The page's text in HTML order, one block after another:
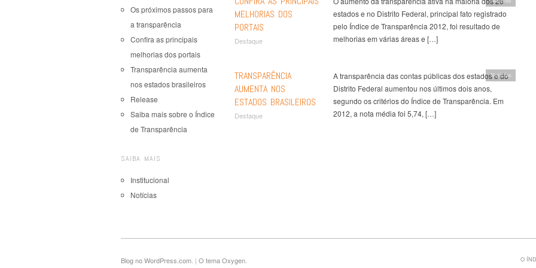
MELHORIAS DOS
PORTAIS
Destaque
estados e no Distrito Federal, principal fato registrado
pelo Índice de Transparência 2012, foi resultado de
melhorias em várias áreas e […]
TRANSPARÊNCIA
AUMENTA NOS
ESTADOS BRASILEIROS
Destaque
A transparência das contas públicas dos estados e do
Distrito Federal aumentou nos últimos dois anos,
segundo os critérios do Índice de Transparência. Em
2012, a nota média foi 5,74, […]
Notícias
Os próximos passos para
a transparência
Confira as principais
melhorias dos portais
Transparência aumenta
nos estados brasileiros
Release
Saiba mais sobre o Índice
de Transparência
SAIBA MAIS
Institucional
Notícias
Blog no WordPress.com | O tema Oxygen O